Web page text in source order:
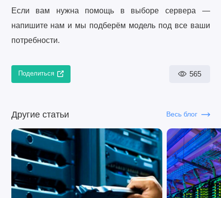
Если вам нужна помощь в выборе сервера —
напишите нам и мы подберём модель под все ваши
потребности.
Поделиться 565
Другие статьи Весь блог